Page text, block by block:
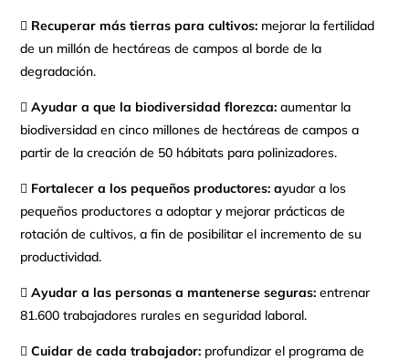
 Recuperar más tierras para cultivos: mejorar la fertilidad
de un millón de hectáreas de campos al borde de la
degradación.
Ayudar a que la biodiversidad florezca:aumentar la
biodiversidad en cinco millones de hectáreas de campos a
partir de la creación de 50 hábitats para polinizadores.
 Fortalecer a los pequeños productores: ayudar a los
pequeños productores a adoptar y mejorar prácticas de
rotación de cultivos, a fin de posibilitar el incremento de su
productividad.
Ayudar a las personas a mantenerse seguras:entrenar
81.600 trabajadores rurales en seguridad laboral.
Cuidar de cada trabajador: profundizar el programa de